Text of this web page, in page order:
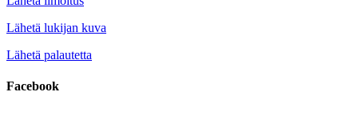
Lähetä lukijan kuva
Lähetä palautetta
Facebook